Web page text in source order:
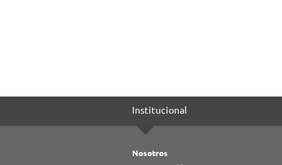
Institucional
Nosotros